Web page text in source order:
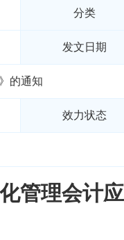
分类
发文日期
的通知
效力状态
管理会计